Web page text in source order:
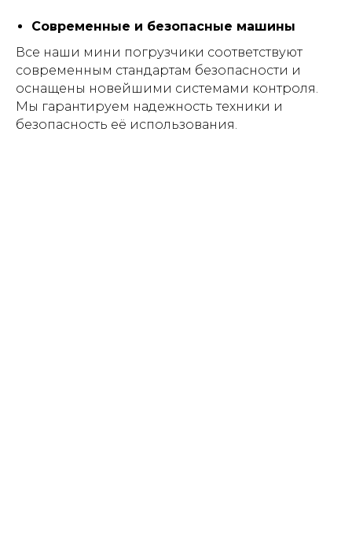
Современные и безопасные машины
Все наши мини погрузчики соответствуют
современным стандартам безопасности и
оснащены новейшими системами контроля.
Мы гарантируем надежность техники и
безопасность её использования.